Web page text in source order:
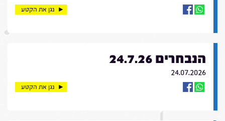
נגן את הקטע
הנבחרים 24.7.26
24.07.2026
נגן את הקטע